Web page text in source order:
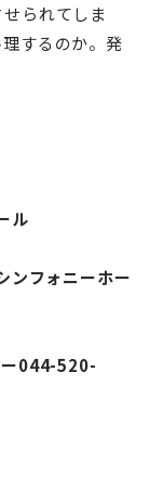
られてしま
するのか。発
ル
ンフォニーホー
ー044-520-